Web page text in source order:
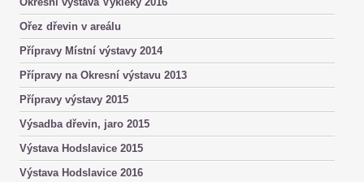
Ořez dřevin v areálu
Přípravy Místní výstavy 2014
Přípravy na Okresní výstavu 2013
Přípravy výstavy 2015
Výsadba dřevin, jaro 2015
Výstava Hodslavice 2015
Výstava Hodslavice 2016